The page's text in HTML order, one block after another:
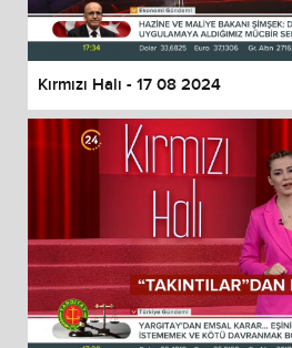
Kırmızı Halı - 17 08 2024